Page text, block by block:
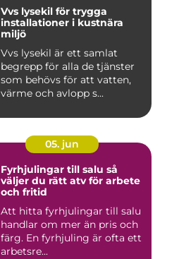
Vvs lysekil för trygga
installationer i kustnära
miljö
Vvs lysekil är ett samlat
begrepp för alla de tjänster
som behövs för att vatten,
värme och avlopp s...
05. jun
Fyrhjulingar till salu så
väljer du rätt atv för arbete
och fritid
Att hitta fyrhjulingar till salu
handlar om mer än pris och
färg. En fyrhjuling är ofta ett
arbetsre...